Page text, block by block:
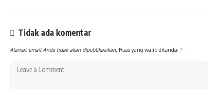
Tidak ada komentar
Alamat email Anda tidak akan dipublikasikan. Ruas yang wajib ditandai *